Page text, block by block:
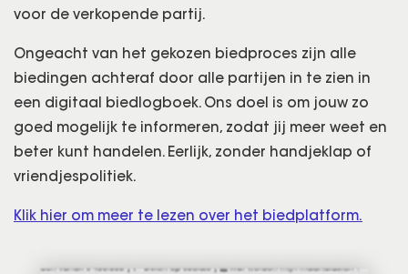
voor de verkopende partij.
Ongeacht van het gekozen biedproces zijn alle
biedingen achteraf door alle partijen in te zien in
een digitaal biedlogboek. Ons doel is om jouw zo
goed mogelijk te informeren, zodat jij meer weet en
beter kunt handelen. Eerlijk, zonder handjeklap of
vriendjespolitiek.
Klik hier om meer te lezen over het biedplatform.